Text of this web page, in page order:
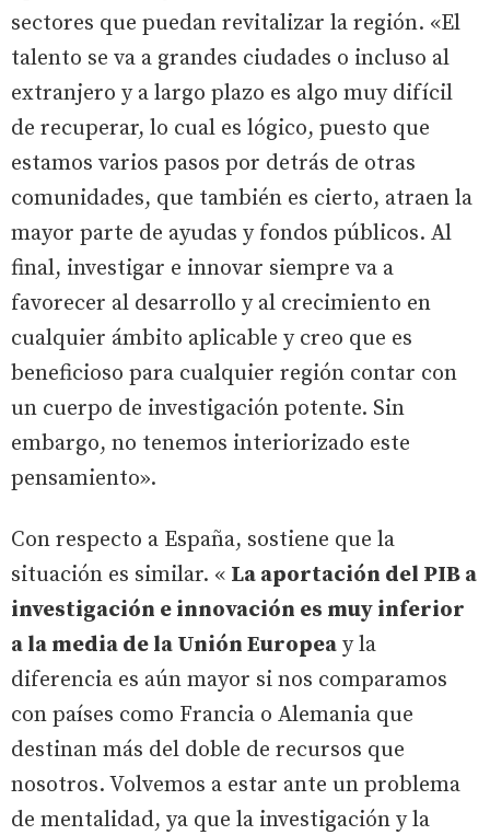
sectores que puedan revitalizar la región. «El
talento se va a grandes ciudades o incluso al
extranjero y a largo plazo es algo muy difícil
de recuperar, lo cual es lógico, puesto que
estamos varios pasos por detrás de otras
comunidades, que también es cierto, atraen la
mayor parte de ayudas y fondos públicos. Al
final, investigar e innovar siempre va a
favorecer al desarrollo y al crecimiento en
cualquier ámbito aplicable y creo que es
beneficioso para cualquier región contar con
un cuerpo de investigación potente. Sin
embargo, no tenemos interiorizado este
pensamiento».
Con respecto a España, sostiene que la
situación es similar. « La aportación del PIB a
investigación e innovación es muy inferior
a la media de la Unión Europea y la
diferencia es aún mayor si nos comparamos
con países como Francia o Alemania que
destinan más del doble de recursos que
nosotros. Volvemos a estar ante un problema
de mentalidad, ya que la investigación y la